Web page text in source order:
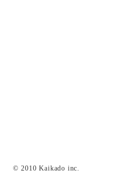
© 2010 Kaikado inc.